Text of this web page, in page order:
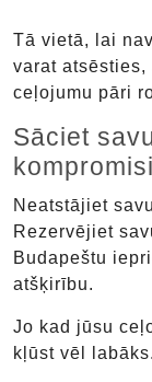
Tā vietā, lai
varat
ceļojumu pāri
Sāciet
Neatstājiet
Rezervējiet
Budapeštu
atšķirību.
Jo kad jūsu
kļūst vēl labāks.